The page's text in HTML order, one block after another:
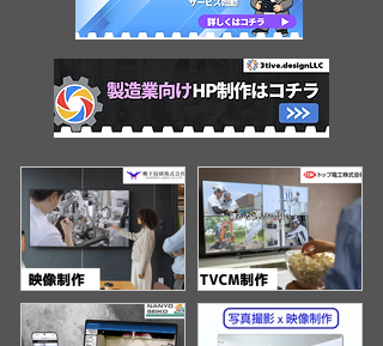
【設備紹介動画】柳下
【TVCM制作】トップ電